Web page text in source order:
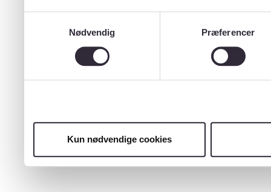
Nødvendig
Præferencer
Kun nødvendige cookies